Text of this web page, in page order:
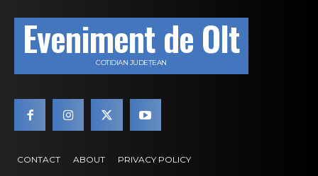
Eveniment de Olt
COTIDIAN JUDEȚEAN
CONTACT ABOUT PRIVACY POLICY